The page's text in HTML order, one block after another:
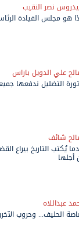
نصر النقيب
هو مجلس القيادة
علي الدويل باراس
التضليل ندفعها
شائف
يُكتب التاريخ بيراع
أجلها
عبداللاه
الحليف... وحروب